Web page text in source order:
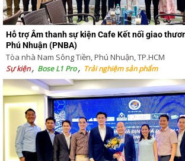
Hỗ trợ Âm thanh sự kiện Cafe Kết nối giao
Phú Nhuận (PNBA)
Tòa nhà Nam Sông Tiền, Phú Nhuận, TP.HCM
Sự kiện Bose L1 Pro Trải nghiệm sản phẩm